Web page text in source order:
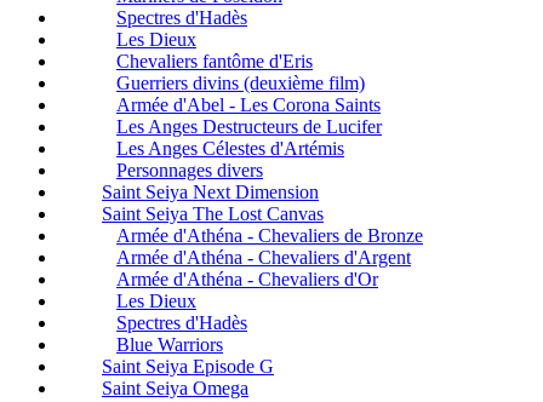
Spectres d'Hadès
Les Dieux
Chevaliers fantôme d'Eris
Guerriers divins (deuxième film)
Armée d'Abel - Les Corona Saints
Les Anges Destructeurs de Lucifer
Les Anges Célestes d'Artémis
Personnages divers
Saint Seiya Next Dimension
Saint Seiya The Lost Canvas
Armée d'Athéna - Chevaliers de Bronze
Armée d'Athéna - Chevaliers d'Argent
Armée d'Athéna - Chevaliers d'Or
Les Dieux
Spectres d'Hadès
Blue Warriors
Saint Seiya Episode G
Saint Seiya Omega